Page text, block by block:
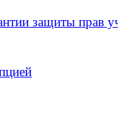
защиты прав